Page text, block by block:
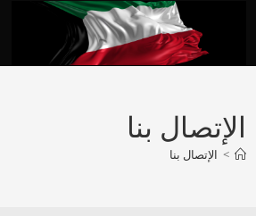
الإتصال بنا
> الإتصال بنا